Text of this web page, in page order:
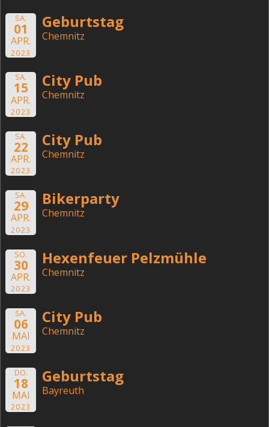
SA.
01
APR.
2023
Geburtstag
Chemnitz
SA.
15
APR.
2023
City Pub
Chemnitz
SA.
22
APR.
2023
City Pub
Chemnitz
SA.
29
APR.
2023
Bikerparty
Chemnitz
SO.
30
APR.
2023
Hexenfeuer Pelzmühle
Chemnitz
SA.
06
MAI
2023
City Pub
Chemnitz
DO.
18
MAI
2023
Geburtstag
Bayreuth